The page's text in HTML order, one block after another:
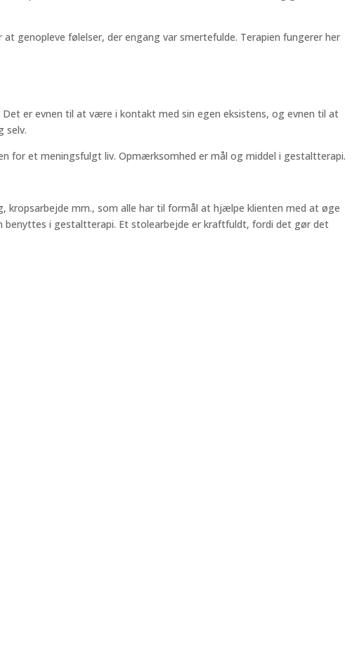
genopleve følelser, der engang var smertefulde. Terapien fungerer her
Det er evnen til at være i kontakt med sin egen eksistens, og evnen til at
selv.
for et meningsfulgt liv. Opmærksomhed er mål og middel i gestaltterapi.
kropsarbejde mm., som alle har til formål at hjælpe klienten med at øge
benyttes i gestaltterapi. Et stolearbejde er kraftfuldt, fordi det gør det